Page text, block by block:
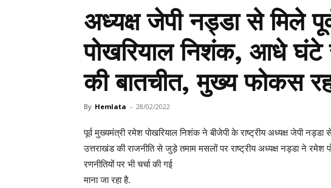
अध्यक्ष जेपी नड्डा से मिले
पोखरियाल निशंक, आधे घंटे
की बातचीत, मुख्य फोकस
By Hemlata - 28/02/2022
पूर्व मुख्यमंत्री रमेश पोखरियाल निशंक ने बीजेपी के राष्ट्रीय अध्यक्ष जेपी
उत्तराखंड की राजनीति से जुड़े तमाम मसलों पर राष्ट्रीय अध्यक्ष नड्डा ने रमेश
रणनीतियों पर भी चर्चा की गई
माना जा रहा है.